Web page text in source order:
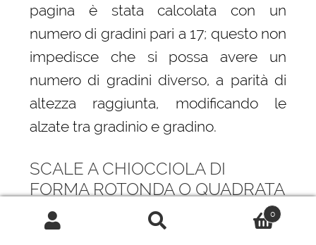
pagina è stata calcolata con un
numero di gradini pari a 17; questo non
impedisce che si possa avere un
numero di gradini diverso, a parità di
altezza raggiunta, modificando le
alzate tra gradinio e gradino.
SCALE A CHIOCCIOLA DI
FORMA ROTONDA O QUADRATA
La principale differenza, da cui
0